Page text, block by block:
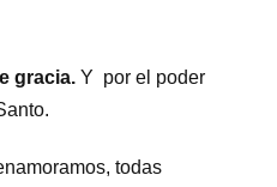
gracia. Y por el poder
todas